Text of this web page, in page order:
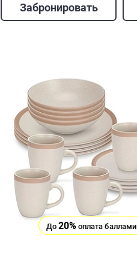
Забронировать
До 20% оплата баллами